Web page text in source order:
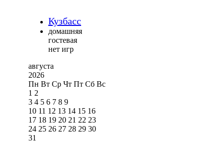
Кузбасс
домашняя
гостевая
нет игр
августа
2026
Пн Вт Ср Чт Пт Сб Вс
1 2
3 4 5 6 7 8 9
10 11 12 13 14 15 16
17 18 19 20 21 22 23
24 25 26 27 28 29 30
31